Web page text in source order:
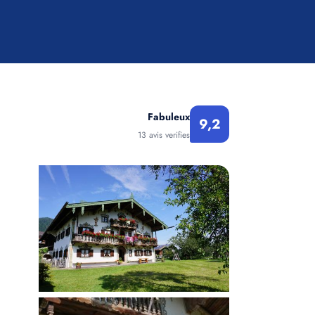
Fabuleux
13 avis verifies
9,2